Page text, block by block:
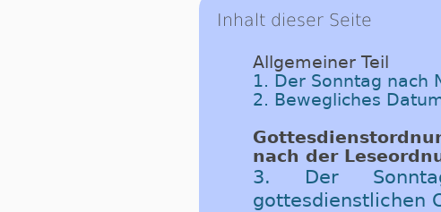
Inhalt dieser Seite
Allgemeiner Teil
1. Der Sonntag nach
2. Bewegliches
nach der
3. Der
gottesdienstlichen